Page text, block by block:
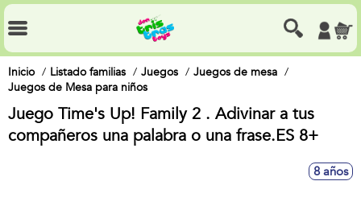
Inicio Listado familias Juegos
Juegos de mesa
Juegos de Mesa para niños
Juego Time's Up! Family 2 . Adivinar a tus
compañeros una palabra o una frase.ES 8+
8 años